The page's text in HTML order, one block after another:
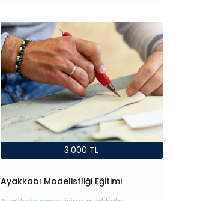
3.000 TL
Ayakkabı Modelistliği Eğitimi